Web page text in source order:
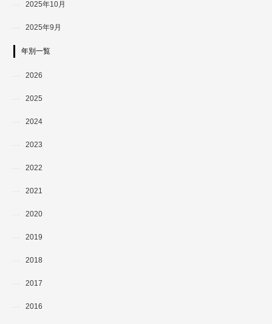
2025年10月
2025年9月
年別一覧
2026
2025
2024
2023
2022
2021
2020
2019
2018
2017
2016